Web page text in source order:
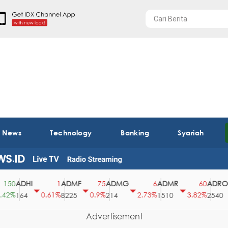
Technology Banking Syariah
ADHI
164
0.61%
ADMF
8225
0.9%
ADMG
214
2.73%
ADMR
1510
3.82%
ADRO
2540
0%
Advertisement